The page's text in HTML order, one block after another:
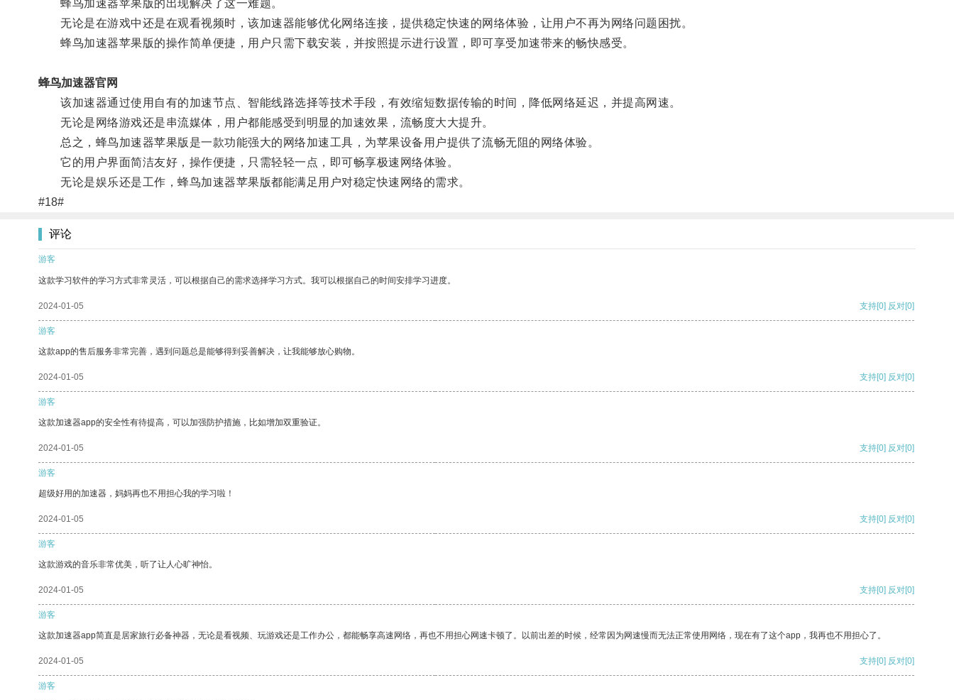
蜂鸟加速器苹果版的出现解决了这一难题。
无论是在游戏中还是在观看视频时，该加速器能够优化网络连接，提供稳定快速的网络体验，让用户不再为网络问题困扰。
蜂鸟加速器苹果版的操作简单便捷，用户只需下载安装，并按照提示进行设置，即可享受加速带来的畅快感受。
蜂鸟加速器官网
该加速器通过使用自有的加速节点、智能线路选择等技术手段，有效缩短数据传输的时间，降低网络延迟，并提高网速。
无论是网络游戏还是串流媒体，用户都能感受到明显的加速效果，流畅度大大提升。
总之，蜂鸟加速器苹果版是一款功能强大的网络加速工具，为苹果设备用户提供了流畅无阻的网络体验。
它的用户界面简洁友好，操作便捷，只需轻轻一点，即可畅享极速网络体验。
无论是娱乐还是工作，蜂鸟加速器苹果版都能满足用户对稳定快速网络的需求。
#18#
评论
游客
这款学习软件的学习方式非常灵活，可以根据自己的需求选择学习方式。我可以根据自己的时间安排学习进度。
2024-01-05 支持[0] 反对[0]
游客
这款app的售后服务非常完善，遇到问题总是能够得到妥善解决，让我能够放心购物。
2024-01-05 支持[0] 反对[0]
游客
这款加速器app的安全性有待提高，可以加强防护措施，比如增加双重验证。
2024-01-05 支持[0] 反对[0]
游客
超级好用的加速器，妈妈再也不用担心我的学习啦！
2024-01-05 支持[0] 反对[0]
游客
这款游戏的音乐非常优美，听了让人心旷神怡。
2024-01-05 支持[0] 反对[0]
游客
这款加速器app简直是居家旅行必备神器，无论是看视频、玩游戏还是工作办公，都能畅享高速网络，再也不用担心网速卡顿了。以前出差的时候，经常因为网速慢而无法正常使用网络，现在有了这个app，我再也不用担心了。
2024-01-05 支持[0] 反对[0]
游客